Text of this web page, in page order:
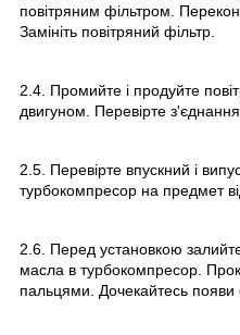
повітряним фільтром.
Замініть повітряний фільтр.
2.4. Промийте і продуйте
двигуном. Перевірте з'єднання
2.5. Перевірте впускний і
турбокомпресор на предмет
2.6. Перед установкою
масла в турбокомпресор.
пальцями. Дочекайтесь появи